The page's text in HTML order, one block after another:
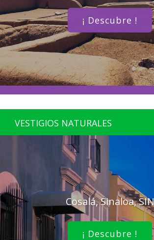
¡ Descubre !
VESTIGIOS NATURALES
Cosalá, Sinaloa, SIN
¡ Descubre !